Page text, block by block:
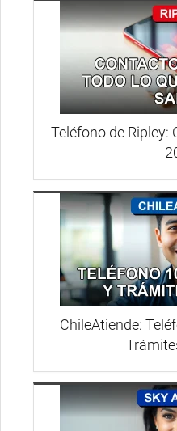
Teléfono de Ripley:
ChileAtiende: